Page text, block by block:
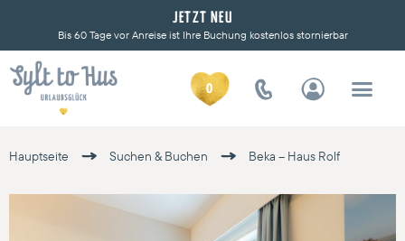
JETZT NEU
Bis 60 Tage vor Anreise ist Ihre Buchung kostenlos stornierbar
0
Hauptseite Suchen & Buchen Beka – Haus Rolf